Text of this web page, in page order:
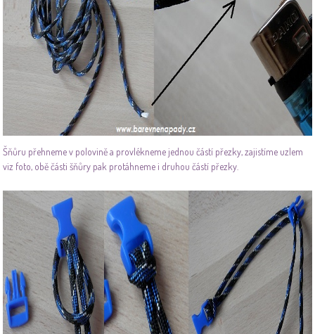
Šňůru přehneme v polovině a provlékneme jednou částí přezky, zajistíme uzlem
viz foto, obě části šňůry pak protáhneme i druhou částí přezky.